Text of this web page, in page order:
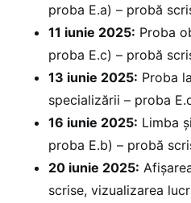
proba E.a) – probă
11 iunie 2025: Proba
proba E.c) – probă
13 iunie 2025: Proba
specializării – proba
16 iunie 2025: Limba
proba E.b) – probă
20 iunie 2025:
scrise, vizualizarea